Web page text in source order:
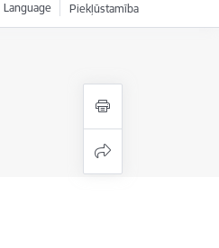
Language Piekļūstamība